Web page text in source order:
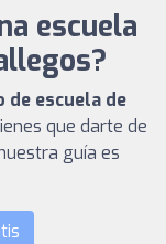
escuela
de escuela de
que darte de
guía es